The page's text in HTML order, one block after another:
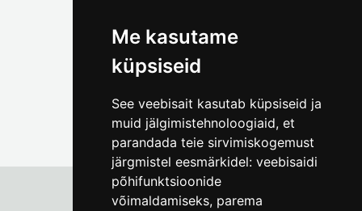
Me kasutame
küpsiseid
See veebisait kasutab küpsiseid ja
muid jälgimistehnoloogiaid, et
parandada teie sirvimiskogemust
järgmistel eesmärkidel: veebisaidi
põhifunktsioonide
võimaldamiseks, parema